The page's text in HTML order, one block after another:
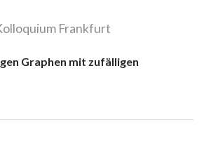
Frankfurt
Graphen mit zufälligen